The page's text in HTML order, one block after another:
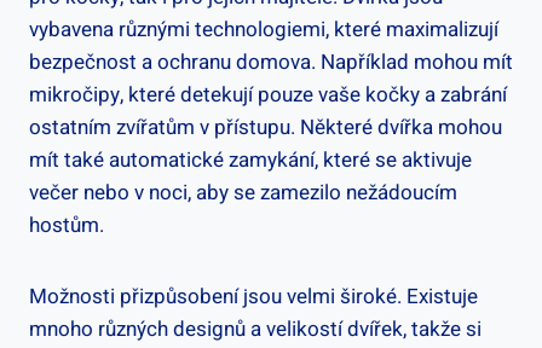
vybavena různými technologiemi, které maximalizují
bezpečnost a ochranu domova. Například mohou mít
mikročipy, které detekují pouze vaše kočky a zabrání
ostatním zvířatům v přístupu. Některé dvířka mohou
mít také automatické zamykání, které se aktivuje
večer nebo v noci, aby se zamezilo nežádoucím
hostům.
Možnosti přizpůsobení jsou velmi široké. Existuje
mnoho různých designů a velikostí dvířek, takže si